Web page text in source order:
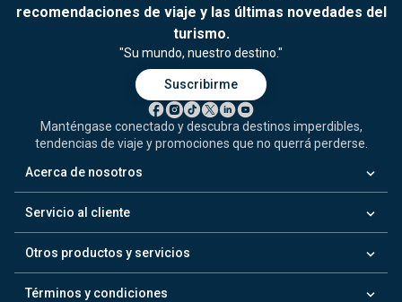
recomendaciones de viaje y las últimas novedades del
turismo.
"Su mundo, nuestro destino."
Suscribirme
Manténgase conectado y descubra destinos imperdibles,
tendencias de viaje y promociones que no querrá perderse.
Acerca de nosotros
keyboard_arrow_down
Servicio al cliente keyboard_arrow_down
Otros productos y servicios keyboard_arrow_down
Términos y condiciones keyboard_arrow_down